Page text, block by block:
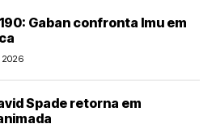
Gaban confronta Imu em
2026
Spade retorna em